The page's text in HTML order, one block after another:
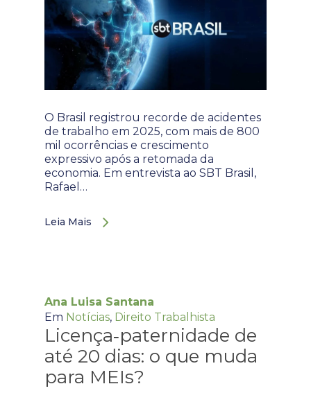
O Brasil registrou recorde de acidentes
de trabalho em 2025, com mais de 800
mil ocorrências e crescimento
expressivo após a retomada da
economia. Em entrevista ao SBT Brasil,
Rafael…
Leia Mais
Ana Luisa Santana
Em Notícias, Direito Trabalhista
Licença‑paternidade de
até 20 dias: o que muda
para MEIs?